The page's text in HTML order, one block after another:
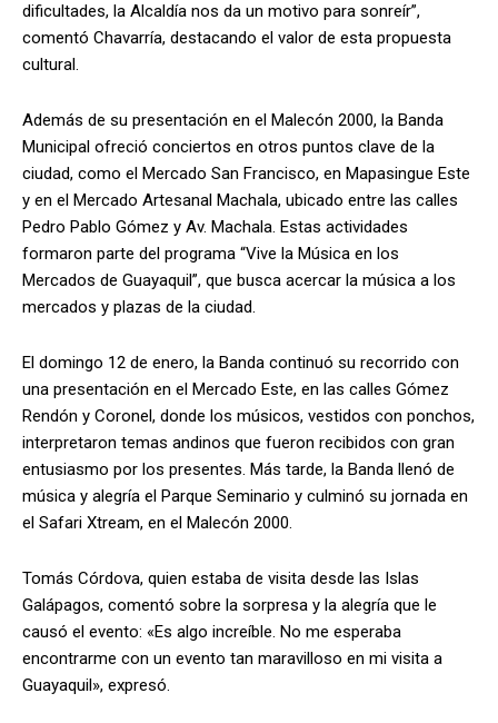
dificultades, la Alcaldía nos da un motivo para sonreír”,
comentó Chavarría, destacando el valor de esta propuesta
cultural.
Además de su presentación en el Malecón 2000, la Banda
Municipal ofreció conciertos en otros puntos clave de la
ciudad, como el Mercado San Francisco, en Mapasingue Este
y en el Mercado Artesanal Machala, ubicado entre las calles
Pedro Pablo Gómez y Av. Machala. Estas actividades
formaron parte del programa “Vive la Música en los
Mercados de Guayaquil”, que busca acercar la música a los
mercados y plazas de la ciudad.
El domingo 12 de enero, la Banda continuó su recorrido con
una presentación en el Mercado Este, en las calles Gómez
Rendón y Coronel, donde los músicos, vestidos con ponchos,
interpretaron temas andinos que fueron recibidos con gran
entusiasmo por los presentes. Más tarde, la Banda llenó de
música y alegría el Parque Seminario y culminó su jornada en
el Safari Xtream, en el Malecón 2000.
Tomás Córdova, quien estaba de visita desde las Islas
Galápagos, comentó sobre la sorpresa y la alegría que le
causó el evento: «Es algo increíble. No me esperaba
encontrarme con un evento tan maravilloso en mi visita a
Guayaquil», expresó.